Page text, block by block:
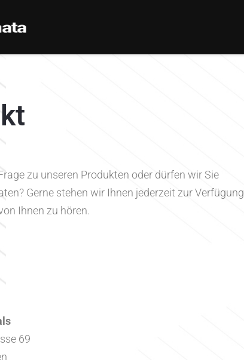
zu unseren Produkten oder dürfen wir Sie
Gerne stehen wir Ihnen jederzeit zur Verfügung
Ihnen zu hören.
69